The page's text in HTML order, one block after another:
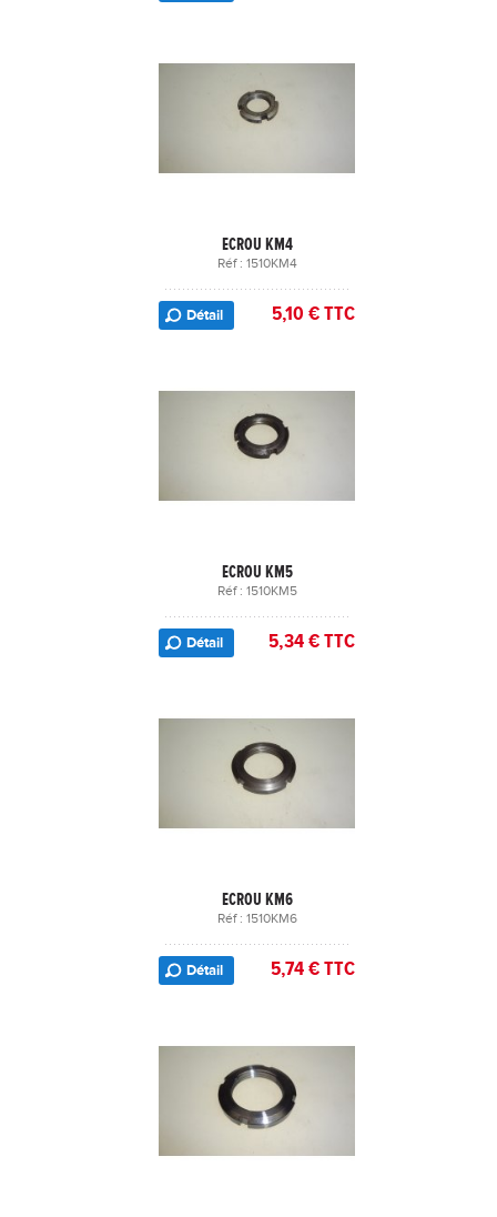
ECROU KM4
Réf : 1510KM4
Détail 5,10 € TTC
ECROU KM5
Réf : 1510KM5
Détail 5,34 € TTC
ECROU KM6
Réf : 1510KM6
Détail 5,74 € TTC